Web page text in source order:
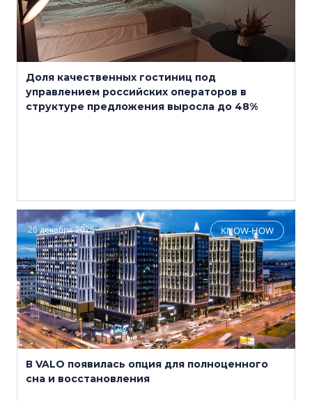
Доля качественных гостиниц под
управлением российских операторов в
структуре предложения выросла до 48%
26 декабря 2025 KNOW-HOW
В VALO появилась опция для полноценного
сна и восстановления